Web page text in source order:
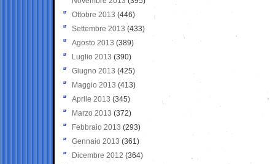
Ottobre 2013 (446)
Settembre 2013 (433)
Agosto 2013 (389)
Luglio 2013 (390)
Giugno 2013 (425)
Maggio 2013 (413)
Aprile 2013 (345)
Marzo 2013 (372)
Febbraio 2013 (293)
Gennaio 2013 (361)
Dicembre 2012 (364)